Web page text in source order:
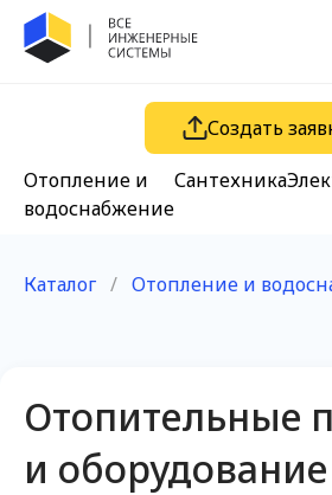
Создать
Отопление и
водоснабжение
Сантехника
Каталог / Отопление и
Отопительные
и оборудование